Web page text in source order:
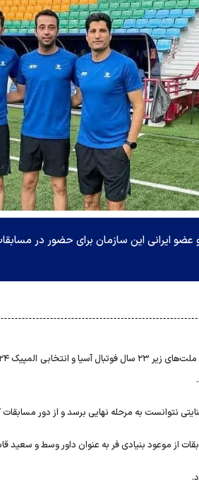
نتوانست به مرحله نهایی برسد و از دور مسابقات
از موعود بنیادی فر به عنوان داور وسط و